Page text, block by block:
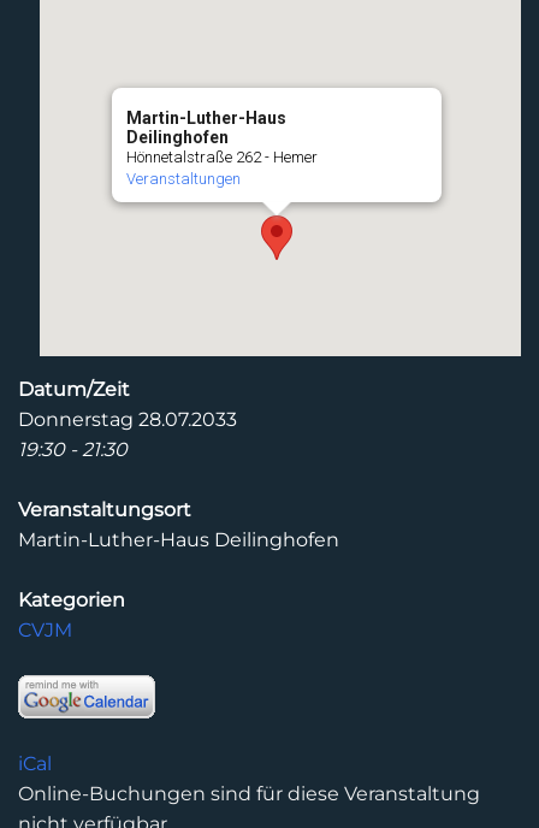
Martin-Luther-Haus
Deilinghofen
Hönnetalstraße 262 - Hemer
Veranstaltungen
Datum/Zeit
Donnerstag 28.07.2033
19:30 - 21:30
Veranstaltungsort
Martin-Luther-Haus Deilinghofen
Kategorien
CVJM
iCal
Online-Buchungen sind für diese Veranstaltung